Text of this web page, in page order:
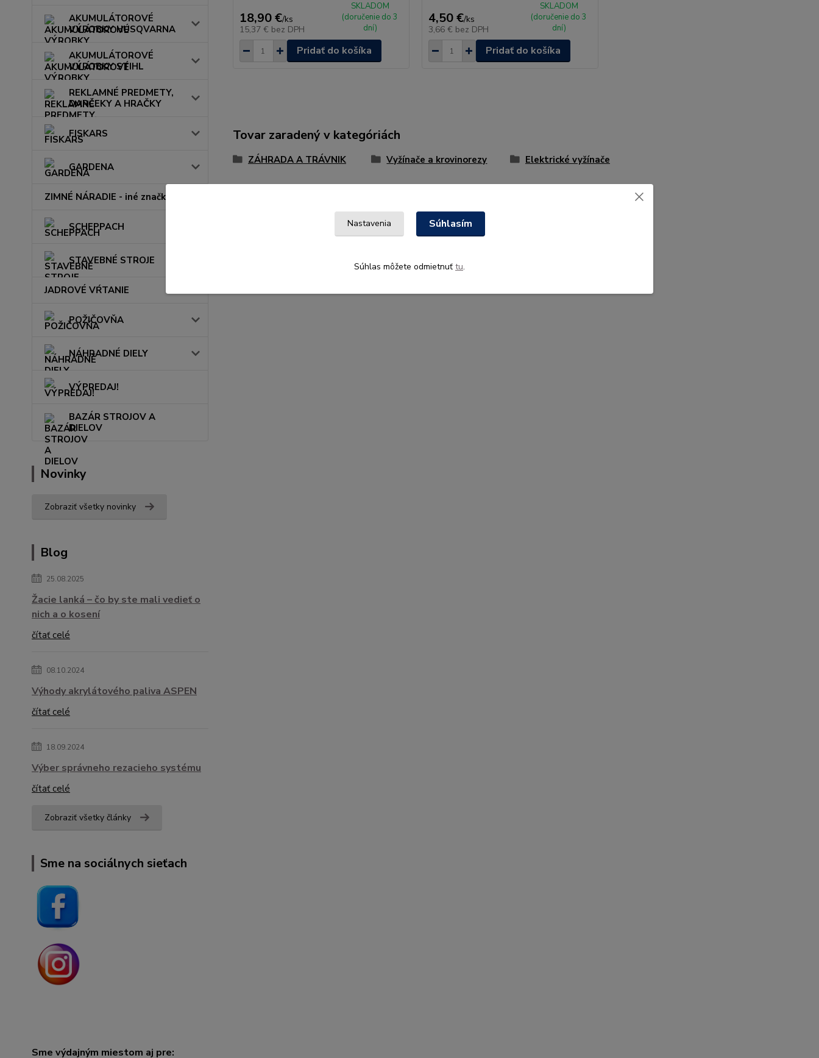
AKUMULÁTOROVÉ
VÝROBKY HUSQVARNA
AKUMULÁTOROVÉ
VÝROBKY STIHL
REKLAMNÉ PREDMETY,
DARČEKY A HRAČKY
FISKARS
GARDENA
ZIMNÉ NÁRADIE - iné značky
SCHEPPACH
STAVEBNÉ STROJE
JADROVÉ VŔTANIE
POŽIČOVŇA
NÁHRADNÉ DIELY
VÝPREDAJ!
BAZÁR STROJOV A
DIELOV
Novinky
Zobraziť všetky novinky
Blog
25.08.2025
Žacie lanká – čo by ste mali vedieť o
nich a o kosení
čítať celé
08.10.2024
Výhody akrylátového paliva ASPEN
čítať celé
18.09.2024
Výber správneho rezacieho systému
čítať celé
Zobraziť všetky články
Sme na sociálnych sieťach
Sme výdajným miestom aj pre:
18,90 €/ks
15,37 € bez DPH
SKLADOM
(doručenie do 3
dní)
Pridať do košíka
4,50 €/ks
3,66 € bez DPH
SKLADOM
(doručenie do 3
dní)
Pridať do košíka
Tovar zaradený v kategóriách
ZÁHRADA A TRÁVNIK Vyžínače a krovinorezy Elektrické vyžínače
Nastavenia Súhlasím
Súhlas môžete odmietnuť tu.